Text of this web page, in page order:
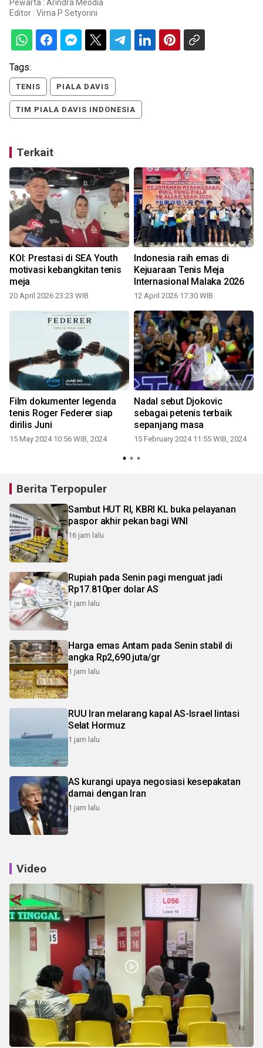
Pewarta : Arindra Meodia
Editor : Virna P Setyorini
Tags:
TENIS PIALA DAVIS
TIM PIALA DAVIS INDONESIA
Terkait
KOI: Prestasi di SEA Youth
motivasi kebangkitan tenis
meja
20 April 2026 23:23 WIB
Indonesia raih emas di
Kejuaraan Tenis Meja
Internasional Malaka 2026
12 April 2026 17:30 WIB
Film dokumenter legenda
tenis Roger Federer siap
dirilis Juni
15 May 2024 10:56 WIB, 2024
Nadal sebut Djokovic
sebagai petenis terbaik
sepanjang masa
15 February 2024 11:55 WIB, 2024
Berita Terpopuler
Sambut HUT RI, KBRI KL buka pelayanan
paspor akhir pekan bagi WNI
16 jam lalu
Rupiah pada Senin pagi menguat jadi
Rp17.810per dolar AS
1 jam lalu
Harga emas Antam pada Senin stabil di
angka Rp2,690 juta/gr
1 jam lalu
RUU Iran melarang kapal AS-Israel lintasi
Selat Hormuz
1 jam lalu
AS kurangi upaya negosiasi kesepakatan
damai dengan Iran
1 jam lalu
Video